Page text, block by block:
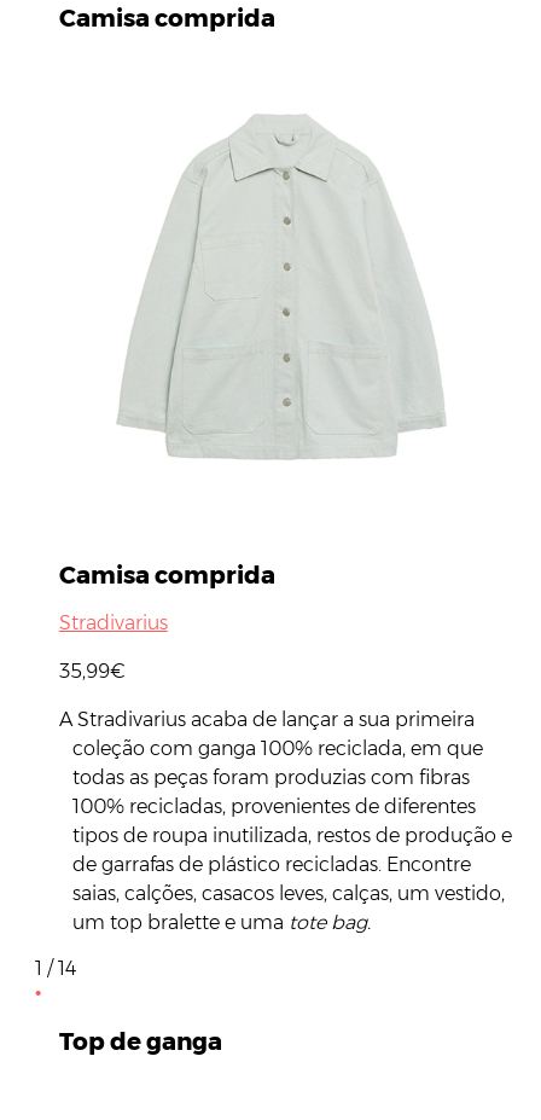
Camisa comprida
Camisa comprida
Stradivarius
35,99€
A Stradivarius acaba de lançar a sua primeira
coleção com ganga 100% reciclada, em que
todas as peças foram produzias com fibras
100% recicladas, provenientes de diferentes
tipos de roupa inutilizada, restos de produção e
de garrafas de plástico recicladas. Encontre
saias, calções, casacos leves, calças, um vestido,
um top bralette e uma tote bag.
1 / 14
Top de ganga